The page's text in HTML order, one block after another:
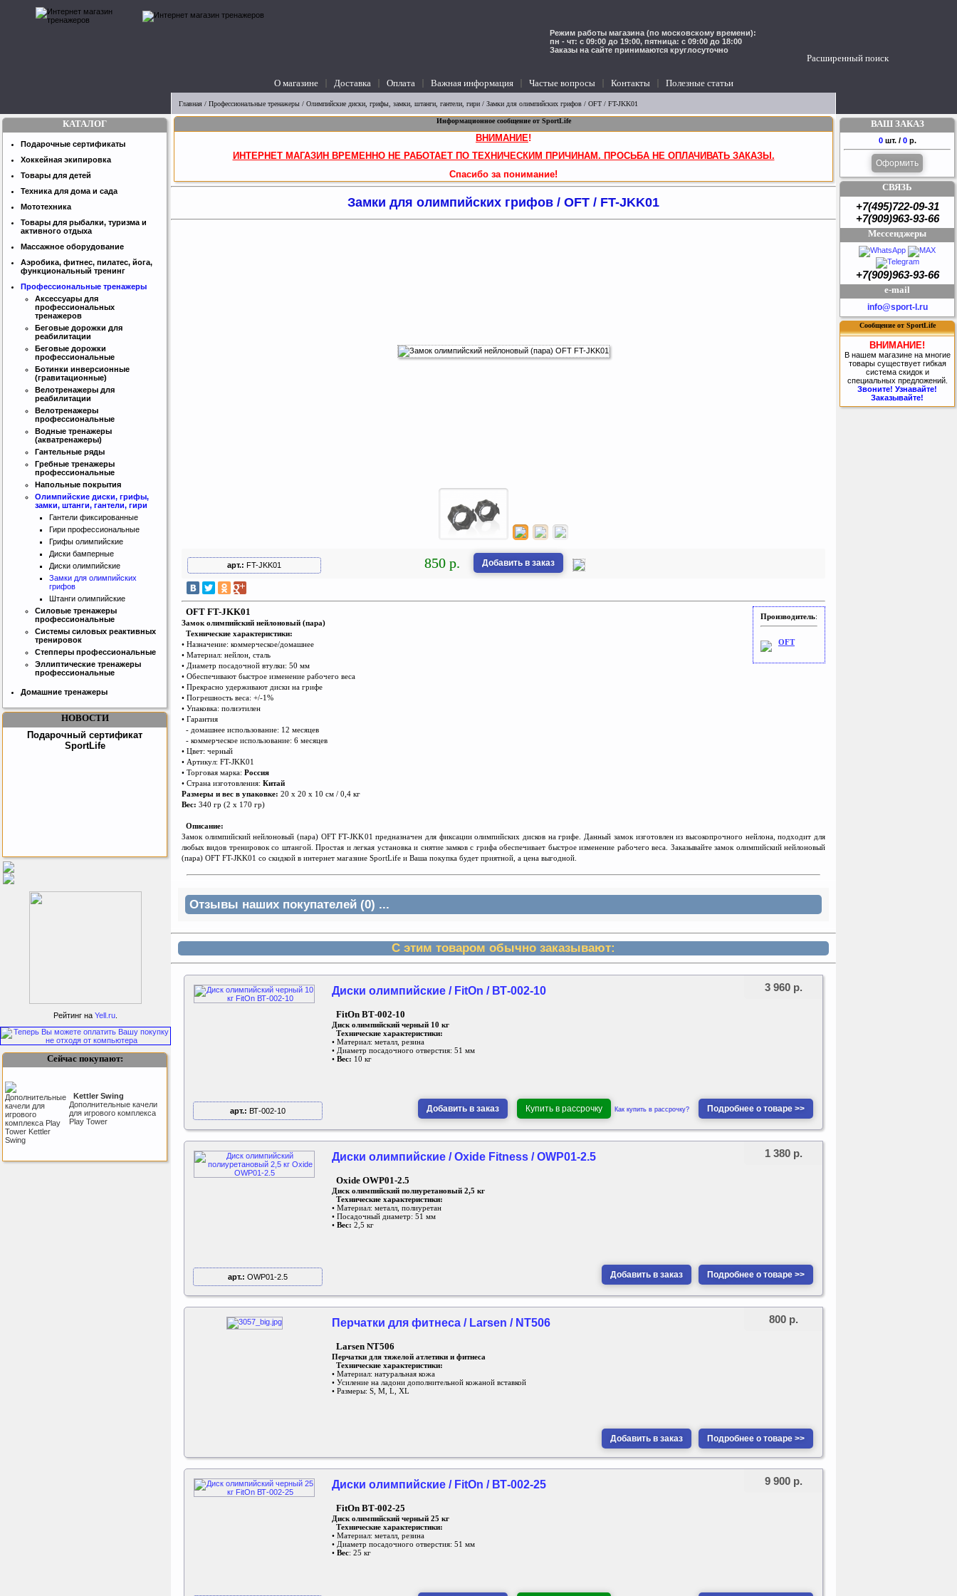
Расширенный поиск
Режим работы магазина (по московскому времени):
пн - чт: с 09:00 до 19:00, пятница: с 09:00 до 18:00
Заказы на сайте принимаются круглосуточно
О магазине Доставка Оплата Важная информация Частые вопросы Контакты Полезные статьи
Главная / Профессиональные тренажеры / Олимпийские диски, грифы, замки, штанги, гантели, гири / Замки для олимпийских грифов / OFT / FT-JKK01
Информационное сообщение от SportLife
ВНИМАНИЕ!
ИНТЕРНЕТ МАГАЗИН ВРЕМЕННО НЕ РАБОТАЕТ ПО ТЕХНИЧЕСКИМ ПРИЧИНАМ. ПРОСЬБА НЕ ОПЛАЧИВАТЬ ЗАКАЗЫ.
Спасибо за понимание!
Замки для олимпийских грифов / OFT / FT-JKK01
арт.: FT-JKK01 850 р. Добавить в заказ
Производитель:
OFT
OFT FT-JKK01
Замок олимпийский нейлоновый (пара)
Технические характеристики:
• Назначение: коммерческое/домашнее
• Материал: нейлон, сталь
• Диаметр посадочной втулки: 50 мм
• Обеспечивают быстрое изменение рабочего веса
• Прекрасно удерживают диски на грифе
• Погрешность веса: +/-1%
• Упаковка: полиэтилен
• Гарантия
- домашнее использование: 12 месяцев
- коммерческое использование: 6 месяцев
• Цвет: черный
• Артикул: FT-JKK01
• Торговая марка: Россия
• Страна изготовления: Китай
Размеры и вес в упаковке: 20 х 20 х 10 см / 0,4 кг
Вес: 340 гр (2 х 170 гр)
Описание:
Замок олимпийский нейлоновый (пара) OFT FT-JKK01 предназначен для фиксации олимпийских дисков на грифе. Данный замок изготовлен из высокопрочного нейлона, подходит для
любых видов тренировок со штангой. Простая и легкая установка и снятие замков с грифа обеспечивает быстрое изменение рабочего веса. Заказывайте замок олимпийский нейлоновый
(пара) OFT FT-JKK01 со скидкой в интернет магазине SportLife и Ваша покупка будет приятной, а цена выгодной.
Отзывы наших покупателей (0) ...
С этим товаром обычно заказывают:
Диски олимпийские / FitOn / ВТ-002-10
FitOn ВТ-002-10
Диск олимпийский черный 10 кг
Технические характеристики:
• Материал: металл, резина
• Диаметр посадочного отверстия: 51 мм
• Вес: 10 кг
арт.: ВТ-002-10 Добавить в заказ Купить в рассрочку Как купить в рассрочку? Подробнее о товаре >>
3 960 р.
Диски олимпийские / Oxide Fitness / OWP01-2.5
Oxide OWP01-2.5
Диск олимпийский полиуретановый 2,5 кг
Технические характеристики:
• Материал: металл, полиуретан
• Посадочный диаметр: 51 мм
• Вес: 2,5 кг
арт.: OWP01-2.5 Добавить в заказ Подробнее о товаре >>
1 380 р.
Перчатки для фитнеса / Larsen / NT506
Larsen NT506
Перчатки для тяжелой атлетики и фитнеса
Технические характеристики:
• Материал: натуральная кожа
• Усиление на ладони дополнительной кожаной вставкой
• Размеры: S, M, L, XL
Добавить в заказ Подробнее о товаре >>
800 р.
Диски олимпийские / FitOn / ВТ-002-25
FitOn ВТ-002-25
Диск олимпийский черный 25 кг
Технические характеристики:
• Материал: металл, резина
• Диаметр посадочного отверстия: 51 мм
• Вес: 25 кг
9 900 р.
КАТАЛОГ
Подарочные сертификаты
Хоккейная экипировка
Товары для детей
Техника для дома и сада
Мототехника
Товары для рыбалки, туризма и
активного отдыха
Массажное оборудование
Аэробика, фитнес, пилатес, йога,
функциональный тренинг
Профессиональные тренажеры
Аксессуары для
профессиональных
тренажеров
Беговые дорожки для
реабилитации
Беговые дорожки
профессиональные
Ботинки инверсионные
(гравитационные)
Велотренажеры для
реабилитации
Велотренажеры
профессиональные
Водные тренажеры
(акватренажеры)
Гантельные ряды
Гребные тренажеры
профессиональные
Напольные покрытия
Олимпийские диски, грифы,
замки, штанги, гантели, гири
Гантели фиксированные
Гири профессиональные
Грифы олимпийские
Диски бамперные
Диски олимпийские
Замки для олимпийских
грифов
Штанги олимпийские
Силовые тренажеры
профессиональные
Системы силовых реактивных
тренировок
Степперы профессиональные
Эллиптические тренажеры
профессиональные
Домашние тренажеры
НОВОСТИ
Интернет магазин SportLife
Работаем на рынке спортивных
товаров с 2008 года!
Бесплатная сборка и доставка
товара!
Подарочный сертификат
SportLife
Рейтинг на Yell.ru
Сейчас покупают:
для горки
площадкой для горки к
ДСК Вертикаль
Kettler Swing
Дополнительные качели
для игрового комплекса
Play Tower
ВАШ ЗАКАЗ
0 шт. / 0 р.
Оформить
СВЯЗЬ
+7(495)722-09-31
+7(909)963-93-66
Мессенджеры
+7(909)963-93-66
e-mail
info@sport-l.ru
Сообщение от SportLife
ВНИМАНИЕ!
В нашем магазине на многие
товары существует гибкая
система скидок и
специальных предложений.
Звоните! Узнавайте!
Заказывайте!